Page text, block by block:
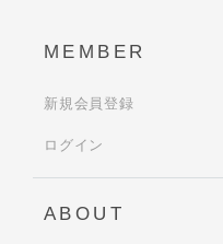
MEMBER
新規会員登録
ログイン
ABOUT